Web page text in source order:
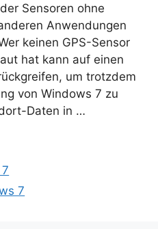
Sensoren ohne
Anwendungen
keinen GPS-Sensor
hat kann auf einen
um trotzdem
von Windows 7 zu
Daten in …
7